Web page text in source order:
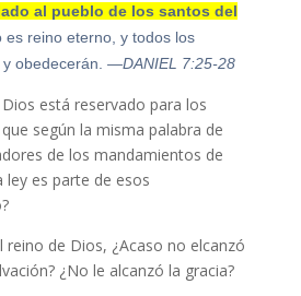
al pueblo de los santos del
es reino eterno, y todos los
obedecerán. —DANIEL 7:25-28
está reservado para los
según la misma palabra de
de los mandamientos de
ley es parte de esos
reino de Dios, ¿Acaso no elcanzó
¿No le alcanzó la gracia?